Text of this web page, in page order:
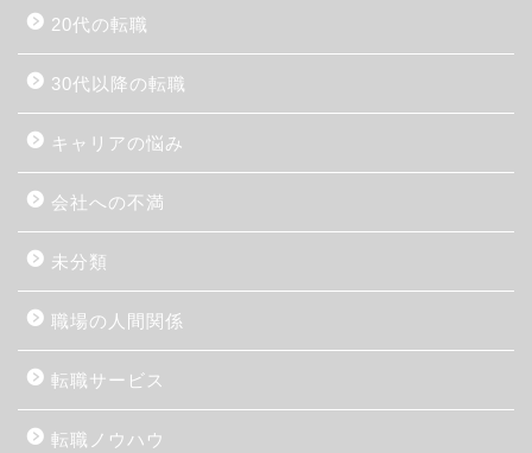
20代の転職
30代以降の転職
キャリアの悩み
会社への不満
未分類
職場の人間関係
転職サービス
転職ノウハウ